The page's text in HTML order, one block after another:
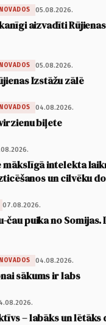
05.08.2026.
aizvadīti
05.08.2026.
Izstāžu zālē
04.08.2026.
biļete
mākslīgā intelekta
un cilvēku
07.08.2026.
čau puika no Somijas.
04.08.2026.
sākums ir labs
– labāks un lētāks